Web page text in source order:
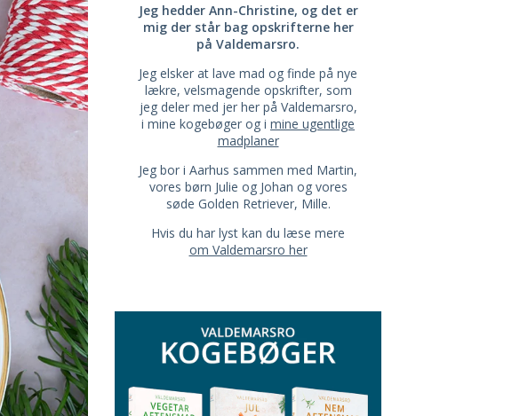
Jeg hedder Ann-Christine, og det er
mig der står bag opskrifterne her
på Valdemarsro.
Jeg elsker at lave mad og finde på nye
lækre, velsmagende opskrifter, som
jeg deler med jer her på Valdemarsro,
i mine kogebøger og i mine ugentlige
madplaner
Jeg bor i Aarhus sammen med Martin,
vores børn Julie og Johan og vores
søde Golden Retriever, Mille.
Hvis du har lyst kan du læse mere
om Valdemarsro her